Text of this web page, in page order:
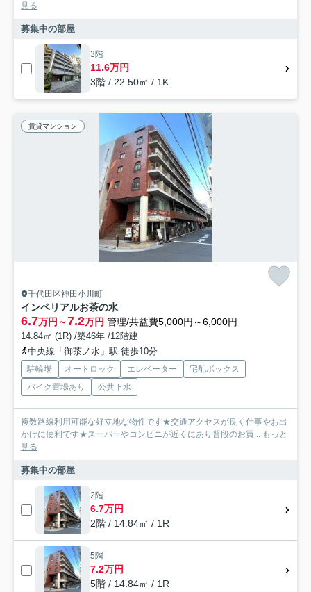
見る
募集中の部屋
3階
11.6万円
3階 / 22.50㎡ / 1K
賃貸マンション
千代田区神田小川町
インペリアルお茶の水
6.7万円～7.2万円 管理/共益費5,000円～6,000円
14.84㎡ (1R) /築46年 /12階建
中央線「御茶ノ水」駅 徒歩10分
駐輪場 オートロック エレベーター
宅配ボックス
バイク置場あり
公共下水
複数路線利用可能な好立地な物件です★交通アクセスが良く仕事やお出
かけに便利です★スーパーやコンビニが近くにあり普段のお買... もっと
見る
募集中の部屋
2階
6.7万円
2階 / 14.84㎡ / 1R
5階
7.2万円
5階 / 14.84㎡ / 1R